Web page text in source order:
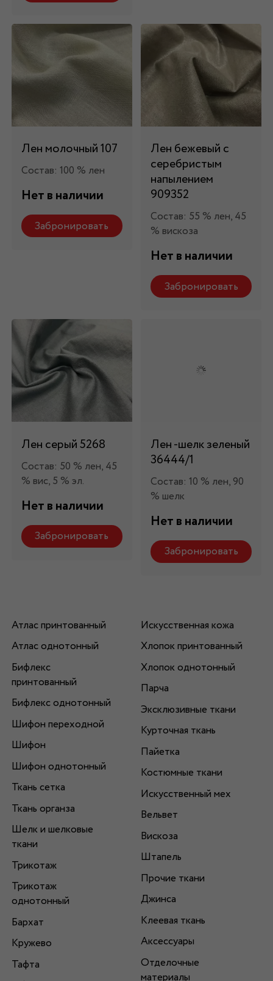
Лен молочный 107
Состав: 100 % лен
Нет в наличии
Забронировать
Лен бежевый с
серебристым
напылением
909352
Состав: 55 % лен, 45
% вискоза
Нет в наличии
Забронировать
Лен серый 5268
Состав: 50 % лен, 45
% вис, 5 % эл.
Нет в наличии
Забронировать
Лен -шелк зеленый
36444/1
Состав: 10 % лен, 90
% шелк
Нет в наличии
Забронировать
Атлас принтованный
Атлас однотонный
Бифлекс
принтованный
Бифлекс однотонный
Шифон переходной
Шифон
Шифон однотонный
Ткань сетка
Ткань органза
Шелк и шелковые
ткани
Трикотаж
Трикотаж
однотонный
Бархат
Кружево
Тафта
Искусственная кожа
Хлопок принтованный
Хлопок однотонный
Парча
Эксклюзивные ткани
Курточная ткань
Пайетка
Костюмные ткани
Искусственный мех
Вельвет
Вискоза
Штапель
Прочие ткани
Джинса
Клеевая ткань
Аксессуары
Отделочные
материалы